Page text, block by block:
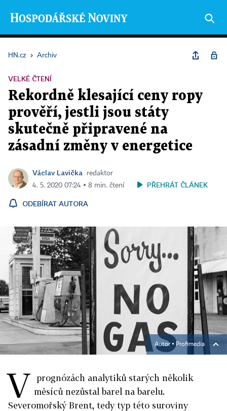
HN.cz › Archiv
VELKÉ ČTENÍ
Rekordně klesající ceny ropy
prověří, jestli jsou státy
skutečně připravené na
zásadní změny v energetice
Václav Lavička
redaktor
4. 5. 2020 07:24 ▪ 8 min. čtení
PŘEHRÁT ČLÁNEK
ODEBÍRAT AUTORA
Autor ▪ Profimedia
V prognózách analytiků starých několik
měsíců nezůstal barel na barelu.
Severomořský Brent, tedy typ této suroviny